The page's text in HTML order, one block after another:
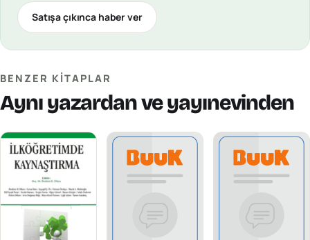
Satışa çıkınca haber ver
BENZER KITAPLAR
Aynı yazardan ve yayınevinden